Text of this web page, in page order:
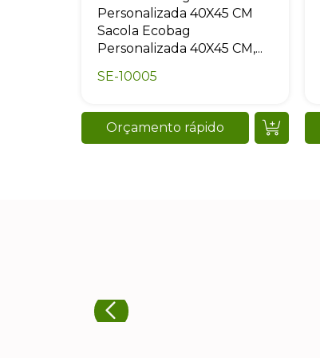
Personalizada 40X45 CM
Sacola Ecobag
Personalizada 40X45 CM,...
SE-10005
Orçamento rápido